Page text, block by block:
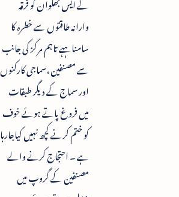
وارانہ طاقتوں سے خطرہ کا
سامنا ہہے تاہم مرکز کی جانب
سے مصنفین ،سماجی کارکنوں
اور سماج کے دیگر طبقات
میں فروغ پاتے ہوئے خوف
کو ختم کرنے کچھ نہیں کیاجارہا
ہے ۔ احتجاج کرنے والے
مصنفین کے گروپ میں